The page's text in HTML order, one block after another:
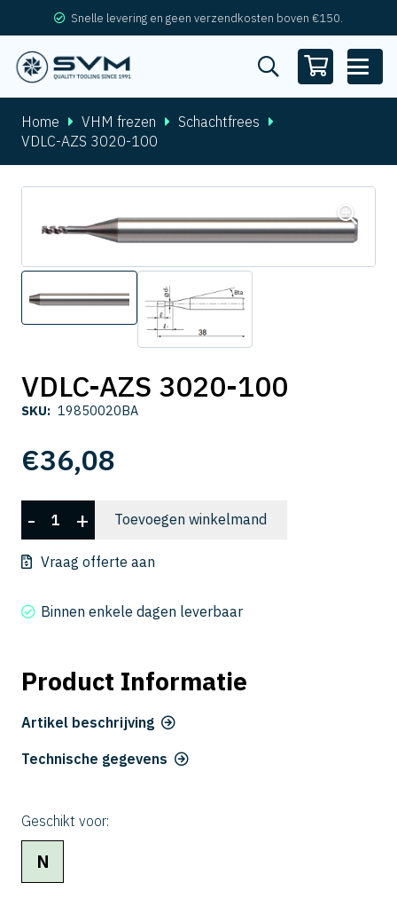
Snelle levering en geen verzendkosten boven €150.
Home VHM frezen
Schachtfrees
VDLC-AZS 3020-100
VDLC-AZS 3020-100
SKU: 19850020BA
€36,08
VDLC-
AZS
3020-
aantal
- + Toevoegen winkelmand
Vraag offerte aan
Binnen enkele dagen leverbaar
Product Informatie
Artikel beschrijving
Technische gegevens
Geschikt voor:
N